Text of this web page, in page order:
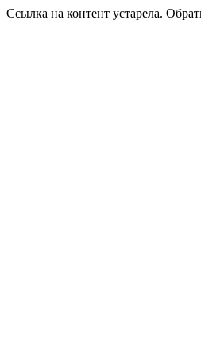
Ссылка на контент устарела.